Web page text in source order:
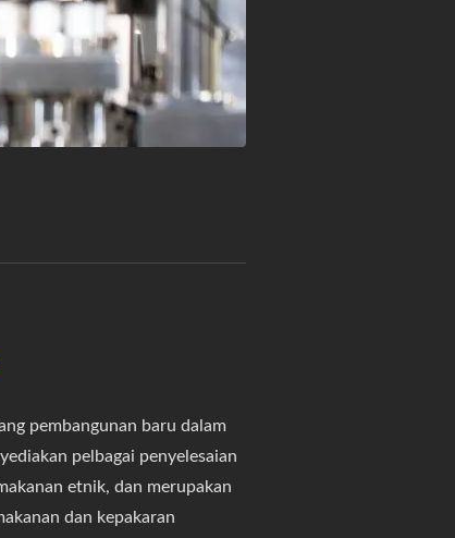
pembangunan baru dalam
pelbagai penyelesaian
etnik, dan merupakan
dan kepakaran